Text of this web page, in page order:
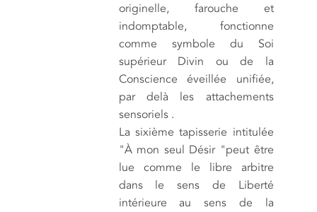
originelle, farouche et
indomptable, fonctionne
comme symbole du Soi
supérieur Divin ou de la
Conscience éveillée unifiée,
par delà les attachements
sensoriels .
La sixième tapisserie intitulée
"À mon seul Désir "peut être
lue comme le libre arbitre
dans le sens de Liberté
intérieure au sens de la